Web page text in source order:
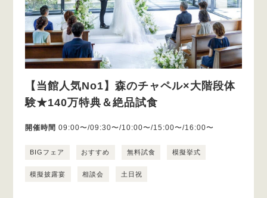
【当館人気No1】森のチャペル×大階段体
験★140万特典＆絶品試食
開催時間 09:00〜/09:30〜/10:00〜/15:00〜/16:00〜
BIGフェア おすすめ 無料試食 模擬挙式
模擬披露宴 相談会 土日祝